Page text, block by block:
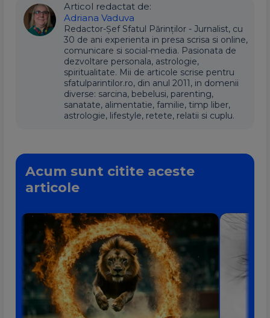
Articol redactat de:
Adriana Vaduva
Redactor-Șef Sfatul Părinților - Jurnalist, cu
30 de ani experienta in presa scrisa si online,
comunicare si social-media. Pasionata de
dezvoltare personala, astrologie,
spiritualitate. Mii de articole scrise pentru
sfatulparintilor.ro, din anul 2011, in domenii
diverse: sarcina, bebelusi, parenting,
sanatate, alimentatie, familie, timp liber,
astrologie, lifestyle, retete, relatii si cuplu.
Acum sunt citite aceste
articole